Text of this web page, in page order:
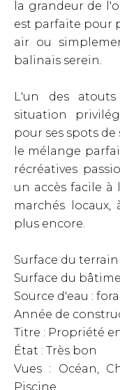
la grandeur de
est parfaite pour
air ou
balinais serein.
L'un des
situation
pour ses spots
le mélange
récréatives
un accès facile à
marchés
plus encore.
Surface du terrain
Surface du
Source d'eau :
Année de
Titre : Propriété
État : Très bon
Vues : Océan,
Piscine.